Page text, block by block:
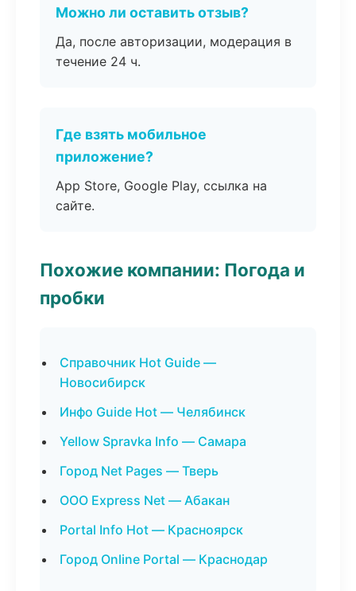
Можно ли оставить отзыв?
Да, после авторизации, модерация в
течение 24 ч.
Где взять мобильное
приложение?
App Store, Google Play, ссылка на
сайте.
Похожие компании: Погода и
пробки
Справочник Hot Guide —
Новосибирск
Инфо Guide Hot — Челябинск
Yellow Spravka Info — Самара
Город Net Pages — Тверь
ООО Express Net — Абакан
Portal Info Hot — Красноярск
Город Online Portal — Краснодар